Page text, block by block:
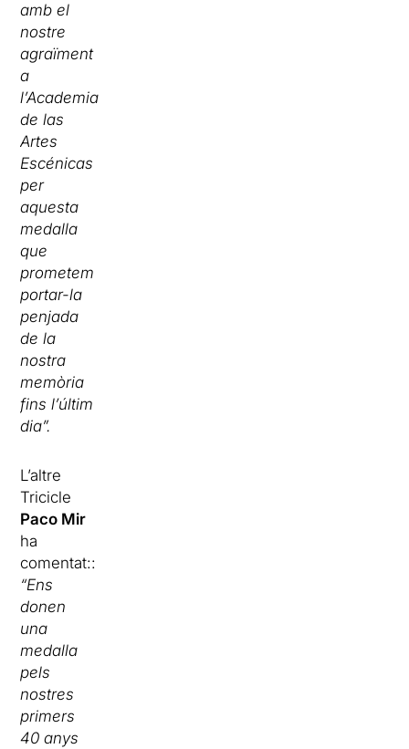
amb el
nostre
agraïment
a
l’Academia
de las
Artes
Escénicas
per
aquesta
medalla
que
prometem
portar-la
penjada
de la
nostra
memòria
fins l’últim
dia”.
L’altre
Tricicle
Paco Mir
ha
comentat::
“Ens
donen
una
medalla
pels
nostres
primers
40 anys